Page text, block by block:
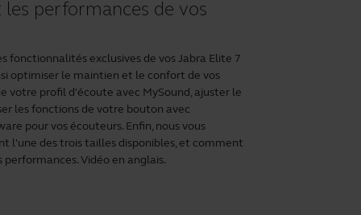
performances de vos
fonctionnalités exclusives de vos Jabra Elite 7
optimiser le maintien et le confort de vos
votre profil d'écoute avec MySound, ajuster le
les fonctions de votre bouton avec
pour vos écouteurs. Enfin, nous vous
l'une des trois tailles disponibles, et comment
Vidéo en anglais.